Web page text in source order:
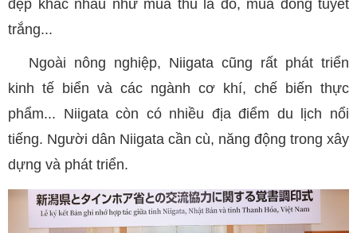
đẹp khác nhau như mùa thu lá đỏ, mùa đông tuyết
trắng...
Ngoài nông nghiệp, Niigata cũng rất phát triển
kinh tế biển và các ngành cơ khí, chế biến thực
phẩm... Niigata còn có nhiều địa điểm du lịch nổi
tiếng. Người dân Niigata cần cù, năng động trong xây
dựng và phát triển.